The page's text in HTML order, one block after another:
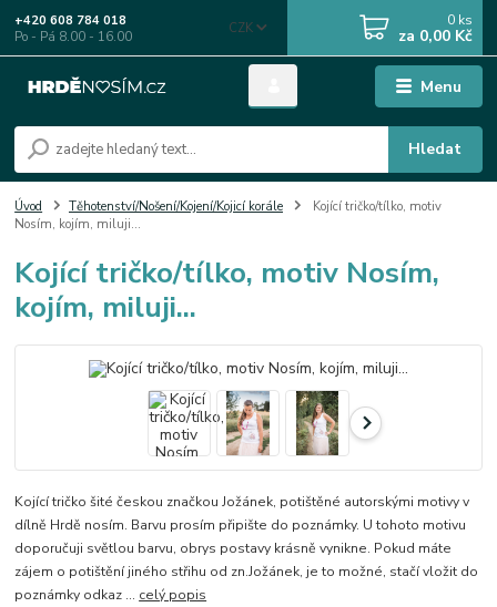
Menu
CZK
Hledat
+420 608 784 018
Po - Pá 8.00 - 16.00
0 ks
za 0,00 Kč
Úvod Těhotenství/Nošení/Kojení/Kojicí korále
Kojící tričko/tílko, motiv
Nosím, kojím, miluji...
Kojící tričko/tílko, motiv Nosím,
kojím, miluji...
Kojící tričko šité českou značkou Jožánek, potištěné autorskými motivy v
dílně Hrdě nosím. Barvu prosím připište do poznámky. U tohoto motivu
doporučuji světlou barvu, obrys postavy krásně vynikne. Pokud máte
zájem o potištění jiného střihu od zn.Jožánek, je to možné, stačí vložit do
poznámky odkaz ... celý popis